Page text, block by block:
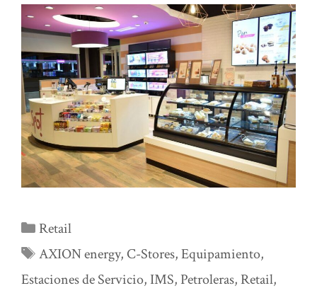
Categorías
Retail
Etiquetas
AXION energy, C-Stores,Equipamiento,
Estaciones de Servicio, IMS, Petroleras, Retail,